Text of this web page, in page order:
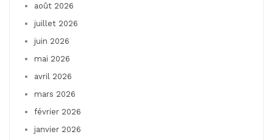
août 2026
juillet 2026
juin 2026
mai 2026
avril 2026
mars 2026
février 2026
janvier 2026